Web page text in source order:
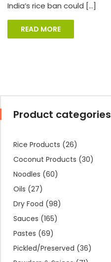
India’s rice ban could […]
READ MORE
Product categories
Rice Products (26)
Coconut Products (30)
Noodles (60)
Oils (27)
Dry Food (98)
Sauces (165)
Pastes (69)
Pickled/Preserved (36)